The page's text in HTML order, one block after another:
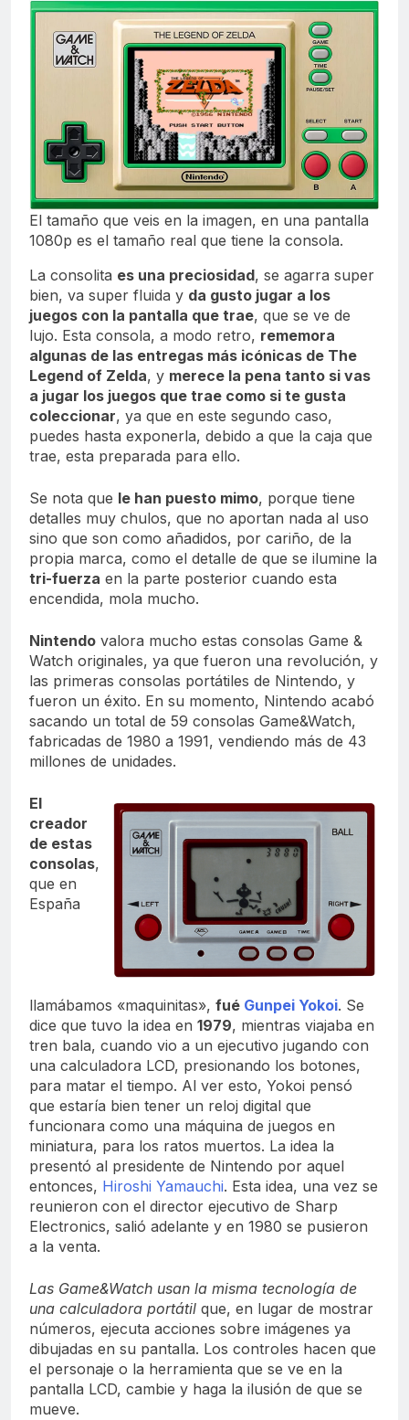
El tamaño que veis en la imagen, en una pantalla
1080p es el tamaño real que tiene la consola.
La consolita es una preciosidad, se agarra super
bien, va super fluida y da gusto jugar a los
juegos con la pantalla que trae, que se ve de
lujo. Esta consola, a modo retro, rememora
algunas de las entregas más icónicas de The
Legend of Zelda, y merece la pena tanto si vas
a jugar los juegos que trae como si te gusta
coleccionar, ya que en este segundo caso,
puedes hasta exponerla, debido a que la caja que
trae, esta preparada para ello.
Se nota que le han puesto mimo, porque tiene
detalles muy chulos, que no aportan nada al uso
sino que son como añadidos, por cariño, de la
propia marca, como el detalle de que se ilumine la
tri-fuerza en la parte posterior cuando esta
encendida, mola mucho.
Nintendo valora mucho estas consolas Game &
Watch originales, ya que fueron una revolución, y
las primeras consolas portátiles de Nintendo, y
fueron un éxito. En su momento, Nintendo acabó
sacando un total de 59 consolas Game&Watch,
fabricadas de 1980 a 1991, vendiendo más de 43
millones de unidades.
El
creador
de estas
consolas,
que en
España
llamábamos «maquinitas», fué Gunpei Yokoi. Se
dice que tuvo la idea en 1979, mientras viajaba en
tren bala, cuando vio a un ejecutivo jugando con
una calculadora LCD, presionando los botones,
para matar el tiempo. Al ver esto, Yokoi pensó
que estaría bien tener un reloj digital que
funcionara como una máquina de juegos en
miniatura, para los ratos muertos. La idea la
presentó al presidente de Nintendo por aquel
entonces, Hiroshi Yamauchi. Esta idea, una vez se
reunieron con el director ejecutivo de Sharp
Electronics, salió adelante y en 1980 se pusieron
a la venta.
Las Game&Watch usan la misma tecnología de
una calculadora portátil que, en lugar de mostrar
números, ejecuta acciones sobre imágenes ya
dibujadas en su pantalla. ​​ Los controles hacen que
el personaje o la herramienta que se ve en la
pantalla LCD, cambie y haga la ilusión de que se
mueve.